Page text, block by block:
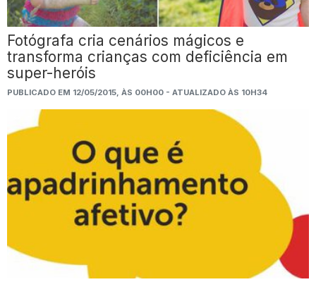
Fotógrafa cria cenários mágicos e
transforma crianças com deficiência em
super-heróis
PUBLICADO EM 12/05/2015, ÀS 00H00 - ATUALIZADO ÀS 10H34